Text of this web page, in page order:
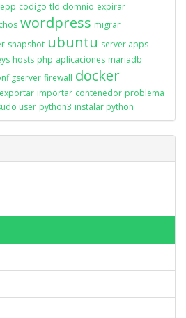
epp codigo tld domnio expirar
wordpress migrar
snapshot ubuntu server apps
hosts php aplicaciones mariadb
firewall docker
exportar importar contenedor problema
user python3 instalar python